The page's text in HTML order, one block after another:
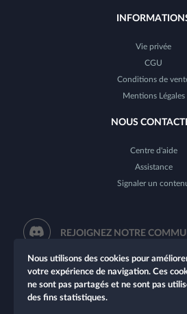
Vie privée
CGU
Conditions de
Mentions Légales
NOUS
Centre d'aide
Assistance
Signaler un
REJOIGNEZ NOTRE
Nous utilisons des cookies pour
votre expérience de navigation. Ces
ne sont pas partagés et ne sont pas
des fins statistiques.